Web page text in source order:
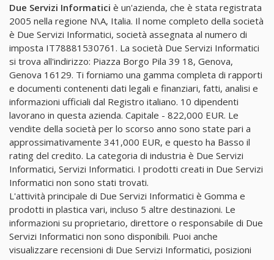
Due Servizi Informatici è un'azienda, che è stata registrata
2005 nella regione N\A, Italia. Il nome completo della società
è Due Servizi Informatici, società assegnata al numero di
imposta IT78881530761. La società Due Servizi Informatici
si trova all'indirizzo: Piazza Borgo Pila 39 18, Genova,
Genova 16129. Ti forniamo una gamma completa di rapporti
e documenti contenenti dati legali e finanziari, fatti, analisi e
informazioni ufficiali dal Registro italiano. 10 dipendenti
lavorano in questa azienda. Capitale - 822,000 EUR. Le
vendite della società per lo scorso anno sono state pari a
approssimativamente 341,000 EUR, e questo ha Basso il
rating del credito. La categoria di industria è Due Servizi
Informatici, Servizi Informatici. I prodotti creati in Due Servizi
Informatici non sono stati trovati.
L'attività principale di Due Servizi Informatici è Gomma e
prodotti in plastica vari, incluso 5 altre destinazioni. Le
informazioni su proprietario, direttore o responsabile di Due
Servizi Informatici non sono disponibili. Puoi anche
visualizzare recensioni di Due Servizi Informatici, posizioni